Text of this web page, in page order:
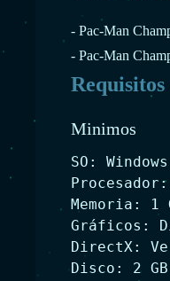
- Pac-Man
- Pac-Man
Requisitos
Minimos
SO:
Memoria: 1
Gráficos:
DirectX:
Disco: 2